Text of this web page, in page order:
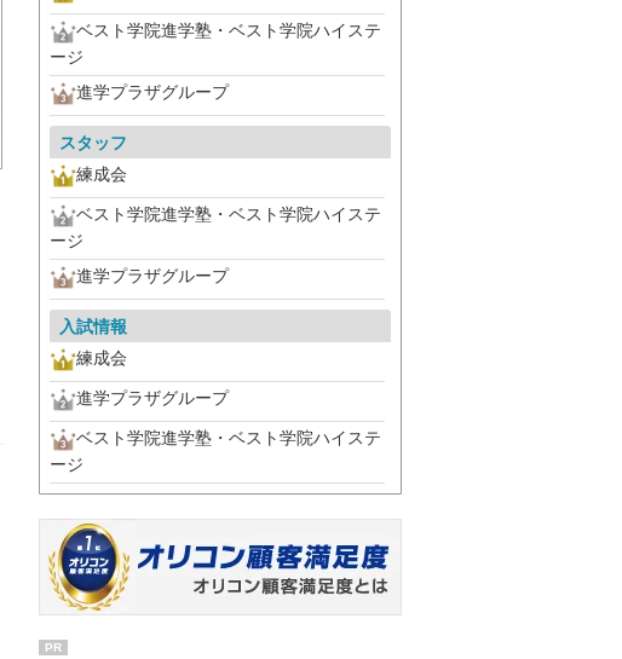
ベスト学院進学塾・ベスト学院ハイステ
ージ
進学プラザグループ
スタッフ
練成会
ベスト学院進学塾・ベスト学院ハイステ
ージ
進学プラザグループ
入試情報
練成会
進学プラザグループ
ベスト学院進学塾・ベスト学院ハイステ
ージ
PR